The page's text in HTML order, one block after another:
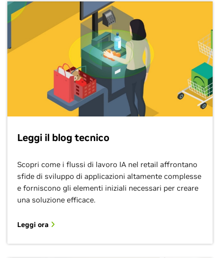
Leggi il blog tecnico
Scopri come i flussi di lavoro IA nel retail affrontano
sfide di sviluppo di applicazioni altamente complesse
e forniscono gli elementi iniziali necessari per creare
una soluzione efficace.
Leggi ora